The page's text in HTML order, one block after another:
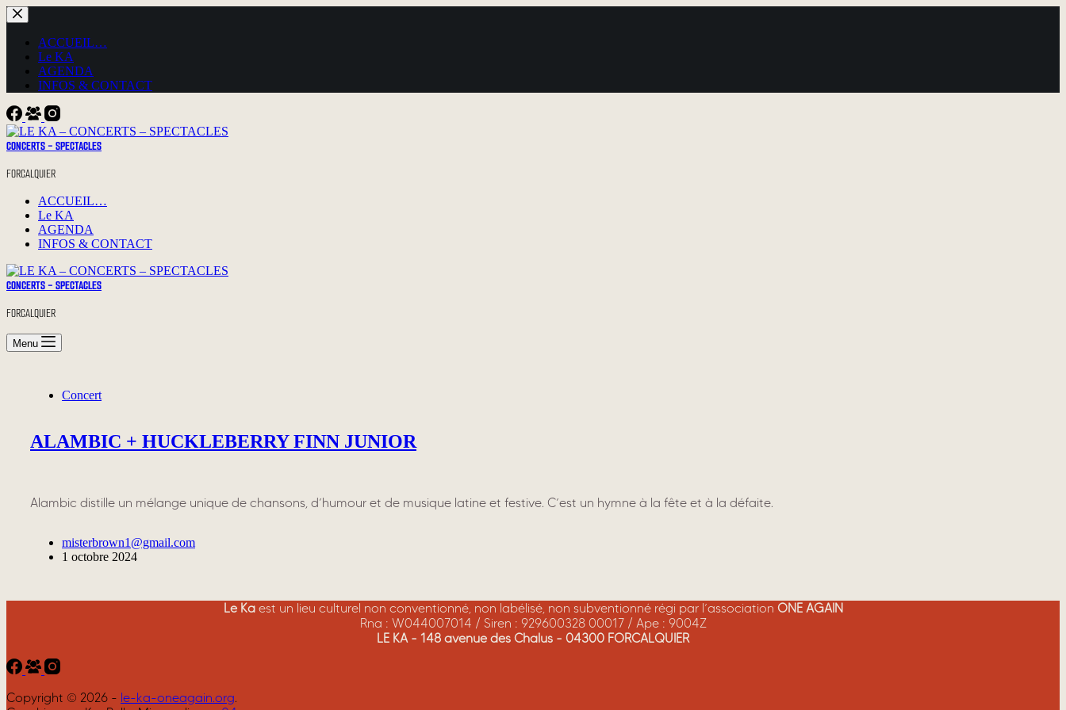
Passer
au
contenuACCUEIL…
Le KA
AGENDA
INFOS & CONTACT
CONCERTS - SPECTACLES
FORCALQUIER
ACCUEIL…
Le KA
AGENDA
INFOS & CONTACT
CONCERTS - SPECTACLES
FORCALQUIER
Menu
Concert
ALAMBIC + HUCKLEBERRY FINN JUNIOR
Alambic distille un mélange unique de chansons, d’humour et de musique latine et festive. C’est un hymne à la fête et à la défaite.
misterbrown1@gmail.com
1 octobre 2024
Le Ka est un lieu culturel non conventionné, non labélisé, non subventionné régi par l’association ONE AGAIN
Rna : W044007014 / Siren : 929600328 00017 / Ape : 9004Z
LE KA - 148 avenue des Chalus - 04300 FORCALQUIER
Copyright © 2026 - le-ka-oneagain.org.